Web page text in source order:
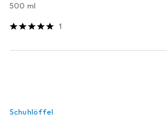
500 ml
1
Schuhlöffel